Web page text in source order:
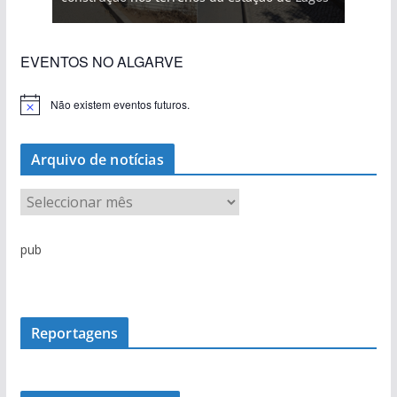
EVENTOS NO ALGARVE
Não existem eventos futuros.
Arquivo de notícias
q
d
pub
Reportagens